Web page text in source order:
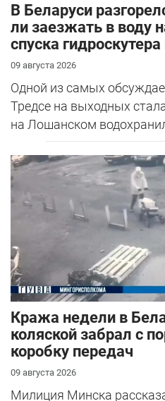
В Беларуси
ли заезжать в воду
спуска
09 августа 2026
Одной из самых
Тредсе на выходных
на Лошанском
Кража недели в
коляской забрал с
коробку передач
09 августа 2026
Милиция Минска